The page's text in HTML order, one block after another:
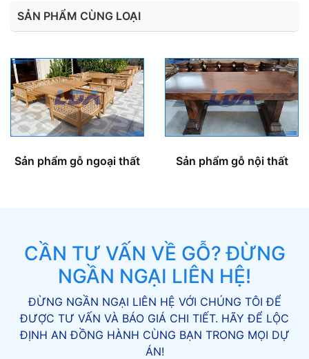
SẢN PHẨM CÙNG LOẠI
Sản phẩm gỗ ngoại thất Sản phẩm gỗ nội thất
CẦN TƯ VẤN VỀ GỖ? ĐỪNG
NGẦN NGẠI LIÊN HỆ!
ĐỪNG NGẦN NGẠI LIÊN HỆ VỚI CHÚNG TÔI ĐỂ
ĐƯỢC TƯ VẤN VÀ BÁO GIÁ CHI TIẾT. HÃY ĐỂ LỘC
ĐỊNH AN ĐỒNG HÀNH CÙNG BẠN TRONG MỌI DỰ
ÁN!